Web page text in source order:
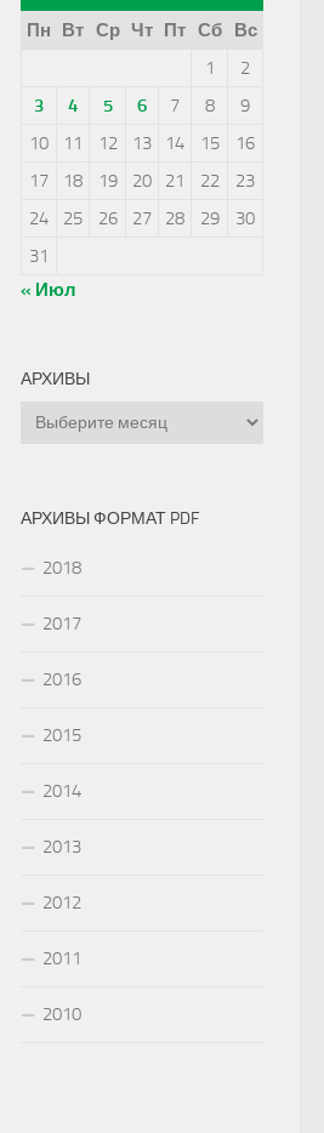
Пн
Вт Ср Чт Пт Сб
Вс
1
2
3
4 5 6 7 8
9
10
11 12 13 14 15
16
17
18 19 20 21 22
23
24
25 26 27 28 29
30
31
« Июл
АРХИВЫ
Архивы
АРХИВЫ ФОРМАТ PDF
2018
2017
2016
2015
2014
2013
2012
2011
2010